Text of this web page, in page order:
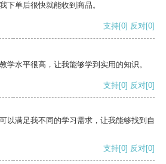
下单后很快就能收到商品。
支持[0] 反对[0]
学水平很高，让我能够学到实用的知识。
支持[0] 反对[0]
以满足我不同的学习需求，让我能够找到自
支持[0] 反对[0]